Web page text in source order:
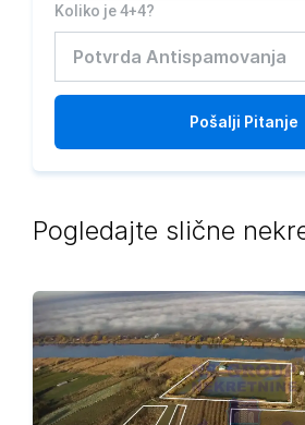
Koliko je 4+4?
Pošalji Pitanje
Pogledajte slične